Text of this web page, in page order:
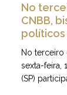
No
CNBB,
políticos
No terceiro
sexta-feira,
(SP)